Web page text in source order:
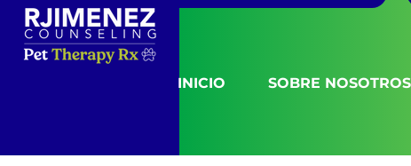
INICIO SOBRE NOSOTROS